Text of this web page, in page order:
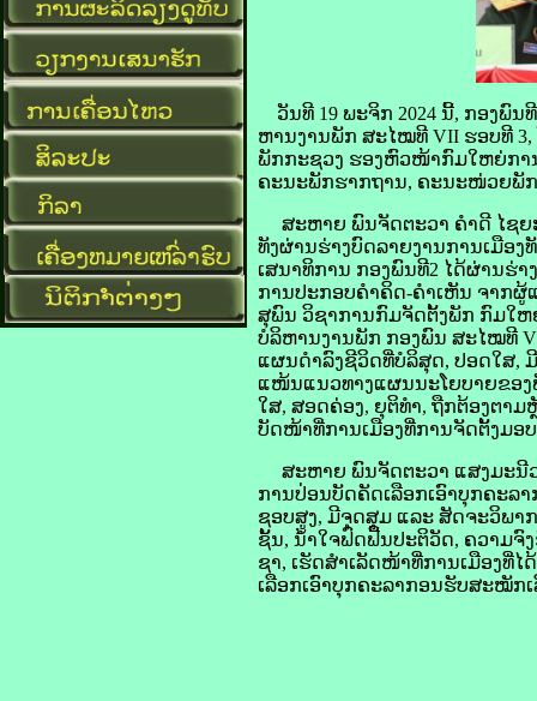
ວັນທີ 19 ພະຈິກ 2024 ນີ້, ກອງພົ
ຫານງານພັກ ສະໄໝທີ VII ຮອບທີ
ພັກກະຊວງ ຮອງຫົວໜ້າກົມໃຫຍ່ກາ
ຄະນະພັກຮາກຖານ, ຄະນະໜ່ວຍພັ
ສະຫາຍ ພົນຈັດຕະວາ ຄຳດີ ໄຊຍ
ທັງຜ່ານຮ່າງບົດລາຍງານການເມືອ
ເສນາທິການ ກອງພົນທີ2 ໄດ້ຜ່ານຮ່
ການປະກອບຄຳຄິດ-ຄຳເຫັນ ຈາກຜູ້
ສຸພົນ ວິຊາການກົມຈັດຕັ້ງພັກ ກົມໃຫ
ບໍລິຫານງານພັກ ກອງພົນ ສະໄໝທີ
ແຜນດໍາລົງຊີວິດທີ່ບໍລິສຸດ, ປອດໃສ,
ແໜ້ນແນວທາງແຜນນະໂຍບາຍຂອງ
ໃສ, ສອດຄ່ອງ, ຍຸຕິທໍາ, ຖືກຕ້ອງຕາ
ບັດໜ້າທີ່ການເມືອງທີ່ການຈັດຕັ້ງມອ
ສະຫາຍ ພົນຈັດຕະວາ ແສງມະນີວ
ການປ່ອນບັດຄັດເລືອກເອົາບຸກຄະລ
ຊອບສູງ, ມີຈຸດສຸມ ແລະ ສັດຈະວິພ
ຊັ້ນ, ນໍ້າໃຈຟົດຟື້ນປະຕິວັດ, ຄວາມຈົ
ຊາ, ເຮັດສໍາເລັດໜ້າທີ່ການເມືອງທີ່
ເລືອກເອົາບຸກຄະລາກອນຮັບສະໝັກ